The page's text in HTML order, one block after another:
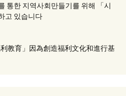
통한 지역사회만들기를 위해 「시
고 있습니다
教育」因為創造福利文化和進行基